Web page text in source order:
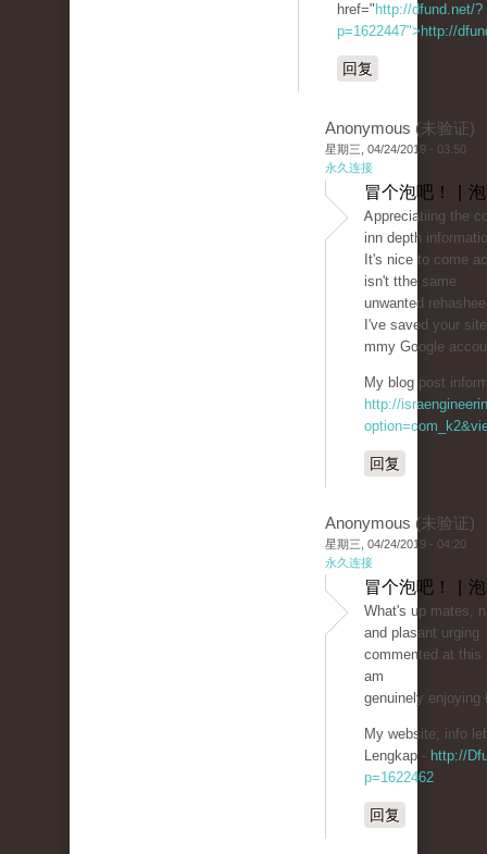
href=" http://dfund.net/?
p=1622447">http://
回复
Anonymous (未验证)
星期三, 04/24/2019 - 03:50
永久连接
冒个泡吧！ |
Ꭺрpreciatiing the
inn depth
It's nice to come
isn't tthe same
unwanted
I've saved your
mmy Google
My blog post
http://
回复
Anonymous (未验证)
星期三, 04/24/2019 - 04:20
永久连接
冒个泡吧！ |
What'ѕ up mates,
and plasant urging
commented at this
am
genuinely enjoying
My ᴡebsite; info
Lengkap - http://
p=1622462
回复